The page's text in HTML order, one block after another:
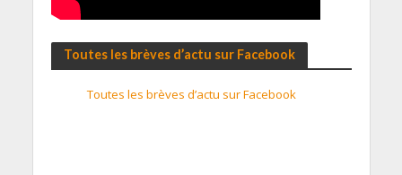
Toutes les brèves d’actu sur Facebook
Toutes les brèves d’actu sur Facebook